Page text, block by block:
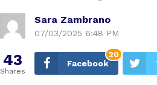
Sara Zambrano
07/03/2025 6:48 PM
43
Shares
Facebook
20